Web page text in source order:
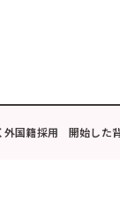
外国籍採用 開始した